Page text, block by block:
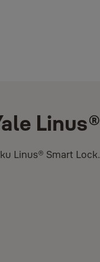
Linus®
Linus® Smart Lock.